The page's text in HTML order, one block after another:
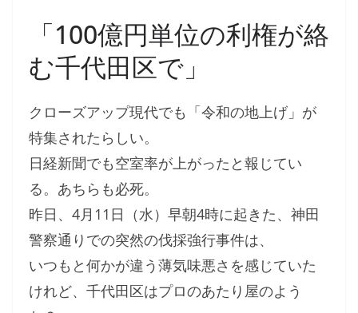
「100億円単位の利権が絡
む千代田区で」
クローズアップ現代でも「令和の地上げ」が
特集されたらしい。
日経新聞でも空室率が上がったと報じてい
る。あちらも必死。
昨日、4月11日（水）早朝4時に起きた、神田
警察通りでの突然の伐採強行事件は、
いつもと何かが違う薄気味悪さを感じていた
けれど、千代田区はプロのあたり屋のよう